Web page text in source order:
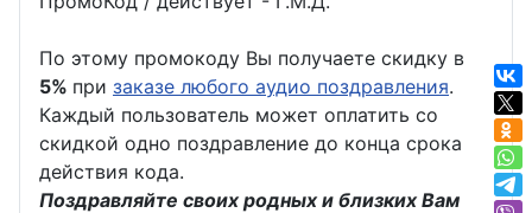
По этому промокоду Вы получаете скидку в
5% при заказе любого аудио поздравления.
Каждый пользователь может оплатить со
скидкой одно поздравление до конца срока
действия кода.
Поздравляйте своих родных и близких Вам